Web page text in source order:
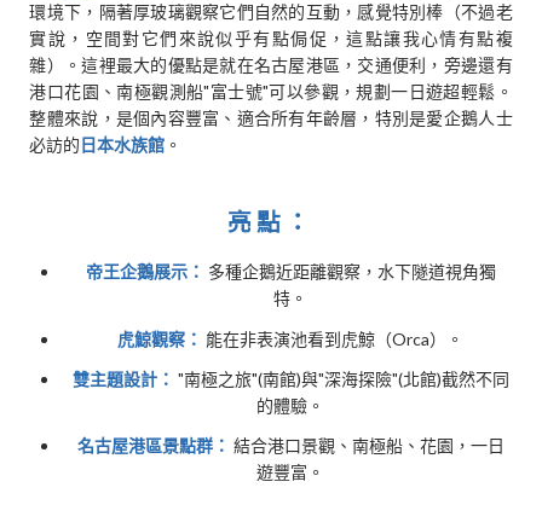
環境下，隔著厚玻璃觀察它們自然的互動，感覺特別棒（不過老
實說，空間對它們來說似乎有點侷促，這點讓我心情有點複
雜）。這裡最大的優點是就在名古屋港區，交通便利，旁邊還有
港口花園、南極觀測船"富士號"可以參觀，規劃一日遊超輕鬆。
整體來說，是個內容豐富、適合所有年齡層，特別是愛企鵝人士
必訪的日本水族館 。
亮點：
帝王企鵝展示： 多種企鵝近距離觀察，水下隧道視角獨
特。
虎鯨觀察： 能在非表演池看到虎鯨（Orca）。
雙主題設計： "南極之旅"(南館)與"深海探險"(北館)截然不同
的體驗。
名古屋港區景點群： 結合港口景觀、南極船、花園，一日
遊豐富。